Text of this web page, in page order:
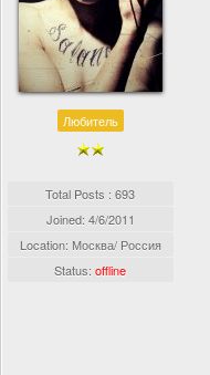
Любитель
Total Posts : 693
Joined: 4/6/2011
Location: Москва/ Россия
Status:offline